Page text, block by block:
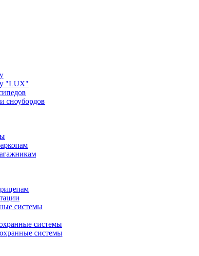
"LUX"
сноубордов
системы
системы
системы